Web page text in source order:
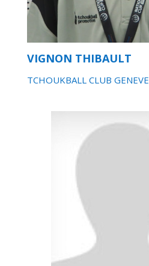
VIGNON THIBAULT
TCHOUKBALL CLUB GENEVE